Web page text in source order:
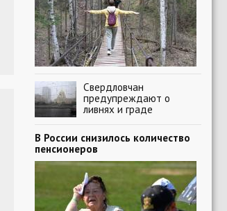
Свердловчан
предупреждают о
ливнях и граде
В России снизилось количество
пенсионеров